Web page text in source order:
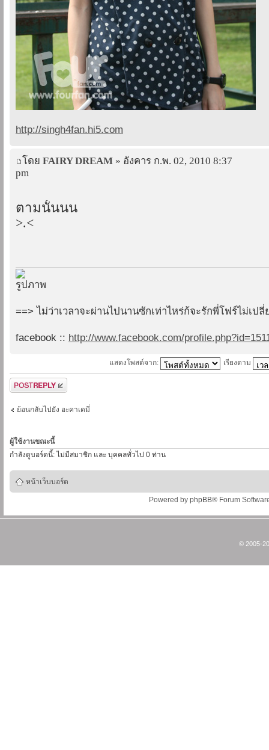
http://singh4fan.hi5.com
โดย FAIRY DREAM » อังคาร ก.พ. 02, 2010 8:37
pm
ตามนั้นนน
>.<
==> ไม่ว่าเวลาจะผ่านไปนานซักเท่าไหร่ก้จะรักพี่โฟร์ไม่เป
facebook :: http://www.facebook.com/
แสดงโพสต์จาก: เรียงตาม
ตอบกระทู้
ย้อนกลับไปยัง อะคาเดมี่
ผู้ใช้งานขณะนี้
กำลังดูบอร์ดนี้: ไม่มีสมาชิก และ บุคคลทั่วไป 0 ท่าน
หน้าเว็บบอร์ด
Powered by phpBB® Forum
© 2005-